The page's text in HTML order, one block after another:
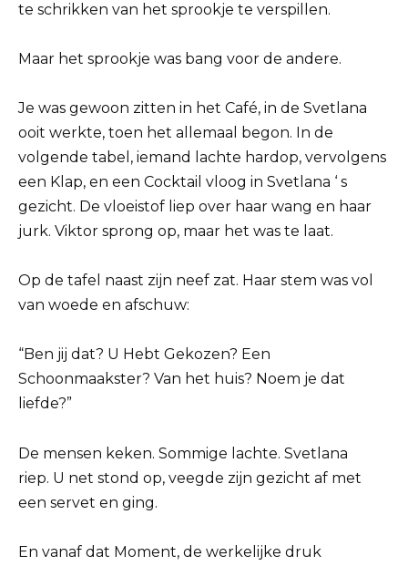
te schrikken van het sprookje te verspillen.
Maar het sprookje was bang voor de andere.
Je was gewoon zitten in het Café, in de Svetlana
ooit werkte, toen het allemaal begon. In de
volgende tabel, iemand lachte hardop, vervolgens
een Klap, en een Cocktail vloog in Svetlana ‘ s
gezicht. De vloeistof liep over haar wang en haar
jurk. Viktor sprong op, maar het was te laat.
Op de tafel naast zijn neef zat. Haar stem was vol
van woede en afschuw:
“Ben jij dat? U Hebt Gekozen? Een
Schoonmaakster? Van het huis? Noem je dat
liefde?”
De mensen keken. Sommige lachte. Svetlana
riep. U net stond op, veegde zijn gezicht af met
een servet en ging.
En vanaf dat Moment, de werkelijke druk